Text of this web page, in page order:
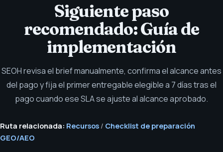
Siguiente paso
recomendado: Guía de
implementación
SEOH revisa el brief manualmente, confirma el alcance antes
del pago y fija el primer entregable elegible a 7 días tras el
pago cuando ese SLA se ajuste al alcance aprobado.
Ruta relacionada: Recursos / Checklist de preparación
GEO/AEO